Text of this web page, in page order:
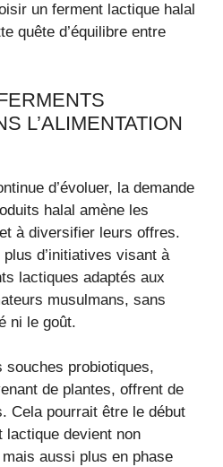
un ferment lactique halal
quête d’équilibre entre
L’ALIMENTATION
d’évoluer, la demande
halal amène les
à diversifier leurs offres.
d’initiatives visant à
lactiques adaptés aux
musulmans, sans
ni le goût.
souches probiotiques,
de plantes, offrent de
Cela pourrait être le début
lactique devient non
aussi plus en phase